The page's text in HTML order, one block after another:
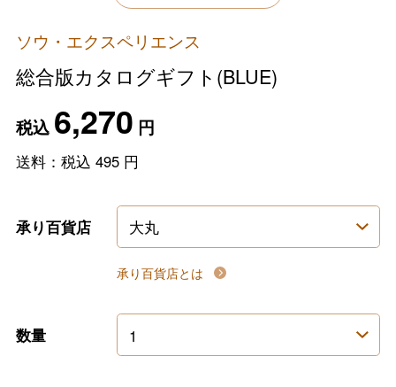
ソウ・エクスペリエンス
総合版カタログギフト(BLUE)
税込6,270 円
送料：税込 495円
承り百貨店
承り百貨店とは
数量